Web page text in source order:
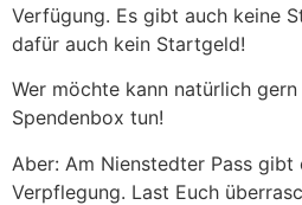
Verfügung. Es gibt auch keine
dafür auch kein Startgeld!
Wer möchte kann natürlich
Spendenbox tun!
Aber: Am Nienstedter Pass gibt
Verpflegung. Last Euch